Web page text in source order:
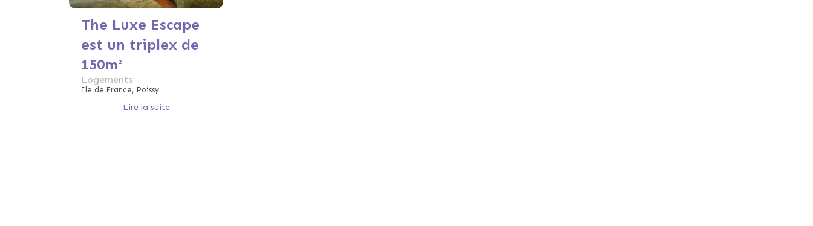
The Luxe Escape
est un triplex de
150m²
Logements
Ile de France, Poissy
Lire la suite